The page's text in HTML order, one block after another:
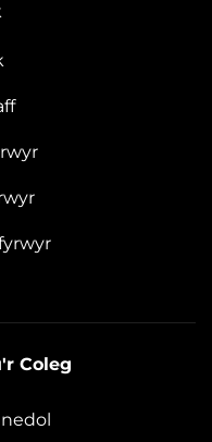
Coleg